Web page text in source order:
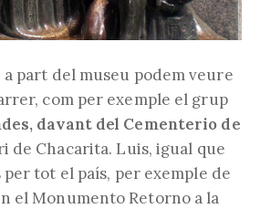
a part del museu podem veure
com per exemple el grup
davant del Cementerio de
de Chacarita. Luis, igual que
tot el país, per exemple de
el Monumento Retorno a la